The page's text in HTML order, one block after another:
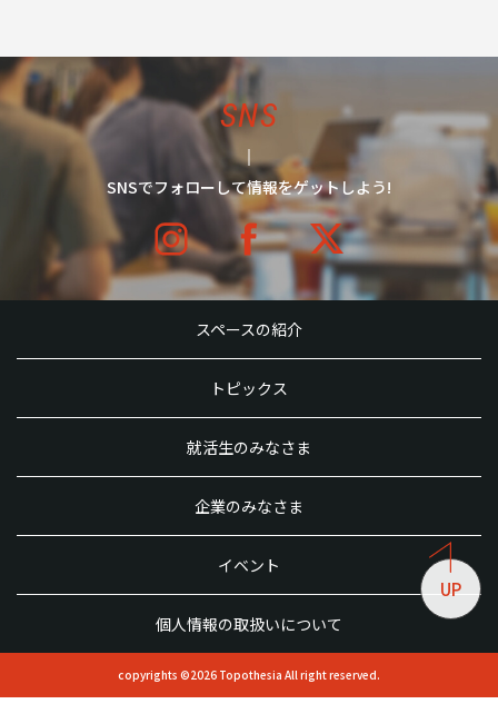
SNS
SNSでフォローして情報をゲットしよう!
スペースの紹介
トピックス
就活生のみなさま
企業のみなさま
イベント
個人情報の取扱いについて
UP
copyrights ©2026 Topothesia All right reserved.